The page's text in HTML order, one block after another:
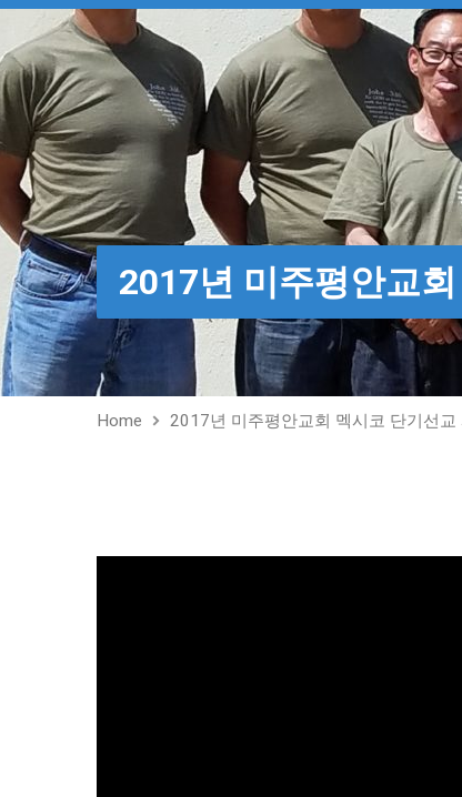
2017년 미주평안교
Home 2017년 미주평안교회 멕시코 단기선교